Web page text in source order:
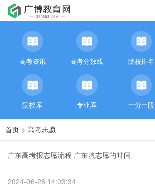
高考资讯 高考分数线 院校排名
院校库 专业库 一分一段
首页 > 高考志愿
广东高考报志愿流程 广东填志愿的时间
2024-06-28 14:03:34